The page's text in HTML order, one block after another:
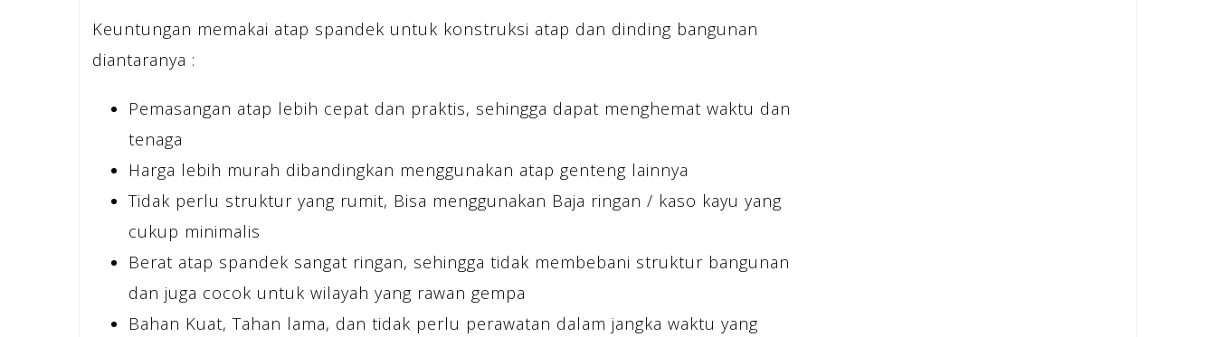
Keuntungan memakai atap spandek untuk konstruksi atap dan dinding bangunan
diantaranya :
Pemasangan atap lebih cepat dan praktis, sehingga dapat menghemat waktu dan
tenaga
Harga lebih murah dibandingkan menggunakan atap genteng lainnya
Tidak perlu struktur yang rumit, Bisa menggunakan Baja ringan / kaso kayu yang
cukup minimalis
Berat atap spandek sangat ringan, sehingga tidak membebani struktur bangunan
dan juga cocok untuk wilayah yang rawan gempa
Bahan Kuat, Tahan lama, dan tidak perlu perawatan dalam jangka waktu yang